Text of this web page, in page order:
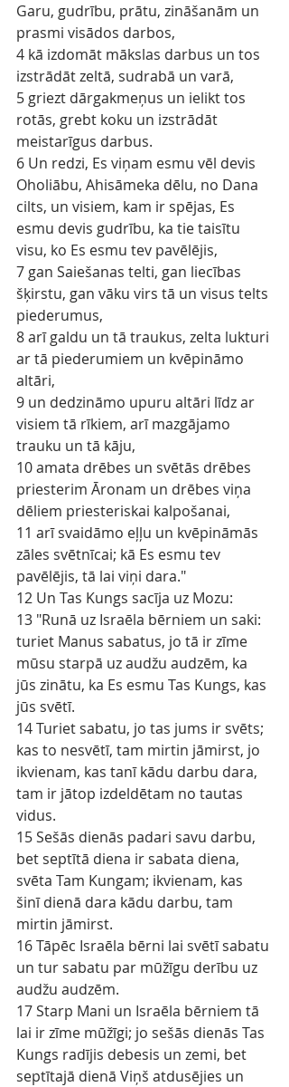
Garu, gudrību, prātu, zināšanām un
prasmi visādos darbos,
4 kā izdomāt mākslas darbus un tos
izstrādāt zeltā, sudrabā un varā,
5 griezt dārgakmeņus un ielikt tos
rotās, grebt koku un izstrādāt
meistarīgus darbus.
6 Un redzi, Es viņam esmu vēl devis
Oholiābu, Ahisāmeka dēlu, no Dana
cilts, un visiem, kam ir spējas, Es
esmu devis gudrību, ka tie taisītu
visu, ko Es esmu tev pavēlējis,
7 gan Saiešanas telti, gan liecības
šķirstu, gan vāku virs tā un visus telts
piederumus,
8 arī galdu un tā traukus, zelta lukturi
ar tā piederumiem un kvēpināmo
altāri,
9 un dedzināmo upuru altāri līdz ar
visiem tā rīkiem, arī mazgājamo
trauku un tā kāju,
10 amata drēbes un svētās drēbes
priesterim Āronam un drēbes viņa
dēliem priesteriskai kalpošanai,
11 arī svaidāmo eļļu un kvēpināmās
zāles svētnīcai; kā Es esmu tev
pavēlējis, tā lai viņi dara."
12 Un Tas Kungs sacīja uz Mozu:
13 "Runā uz Israēla bērniem un saki:
turiet Manus sabatus, jo tā ir zīme
mūsu starpā uz audžu audzēm, ka
jūs zinātu, ka Es esmu Tas Kungs, kas
jūs svētī.
14 Turiet sabatu, jo tas jums ir svēts;
kas to nesvētī, tam mirtin jāmirst, jo
ikvienam, kas tanī kādu darbu dara,
tam ir jātop izdeldētam no tautas
vidus.
15 Sešās dienās padari savu darbu,
bet septītā diena ir sabata diena,
svēta Tam Kungam; ikvienam, kas
šinī dienā dara kādu darbu, tam
mirtin jāmirst.
16 Tāpēc Israēla bērni lai svētī sabatu
un tur sabatu par mūžīgu derību uz
audžu audzēm.
17 Starp Mani un Israēla bērniem tā
lai ir zīme mūžīgi; jo sešās dienās Tas
Kungs radījis debesis un zemi, bet
septītajā dienā Viņš atdusējies un